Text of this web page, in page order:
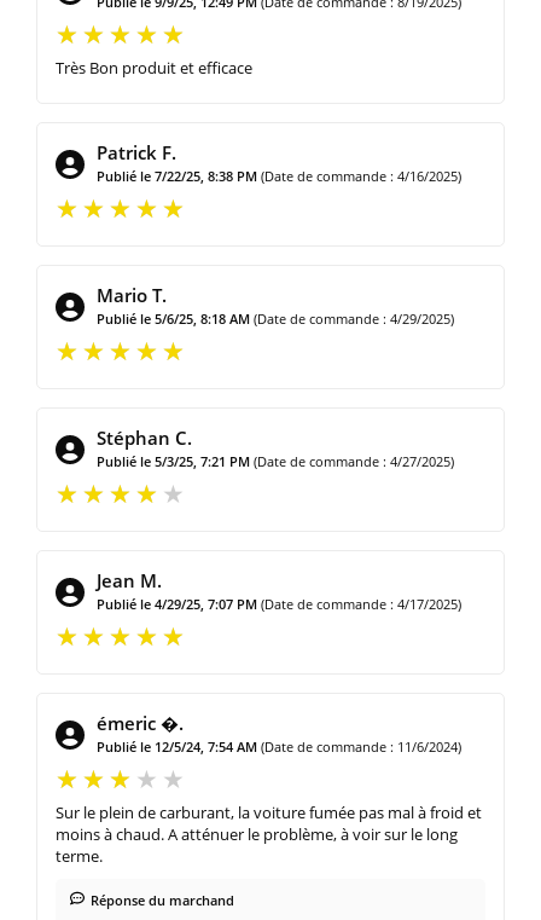
Très Bon produit et efficace
Patrick F.
Publié le 7/22/25, 8:38 PM (Date de commande : 4/16/2025)
Mario T.
Publié le 5/6/25, 8:18 AM (Date de commande : 4/29/2025)
Stéphan C.
Publié le 5/3/25, 7:21 PM (Date de commande : 4/27/2025)
Jean M.
Publié le 4/29/25, 7:07 PM (Date de commande : 4/17/2025)
émeric �.
Publié le 12/5/24, 7:54 AM (Date de commande : 11/6/2024)
Sur le plein de carburant, la voiture fumée pas mal à froid et
moins à chaud. A atténuer le problème, à voir sur le long
terme.
Réponse du marchand